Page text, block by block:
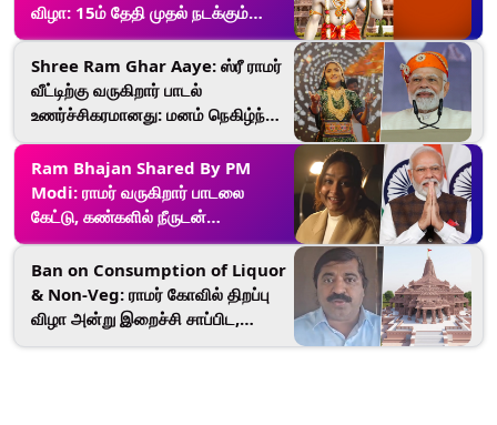
விழா: 15ம் தேதி முதல் நடக்கும்
நிகழ்ச்சிகள் இதுதான்.. முழு விபரம்
இதோ.!
Shree Ram Ghar Aaye: ஸ்ரீ ராமர்
வீட்டிற்கு வருகிறார் பாடல்
உணர்ச்சிகரமானது: மனம் நெகிழ்ந்து
பாராட்டிய பிரதமர் மோடி.!
Ram Bhajan Shared By PM
Modi: ராமர் வருகிறார் பாடலை
கேட்டு, கண்களில் நீருடன்
உணர்ச்சிபொங்கிய பிரதமர் நரேந்திர
மோடி..! நெகிழ்ச்சி பதிவு.!
Ban on Consumption of Liquor
& Non-Veg: ராமர் கோவில் திறப்பு
விழா அன்று இறைச்சி சாப்பிட,